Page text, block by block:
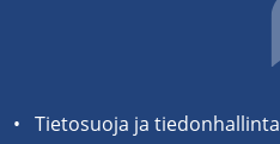
Tie­to­suo­ja ja tie­don­hal­lin­ta